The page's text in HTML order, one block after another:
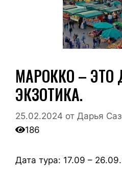
МАРОККО – ЭТО
ЭКЗОТИКА.
25.02.2024 от Дарья
186
Дата тура: 17.09 –